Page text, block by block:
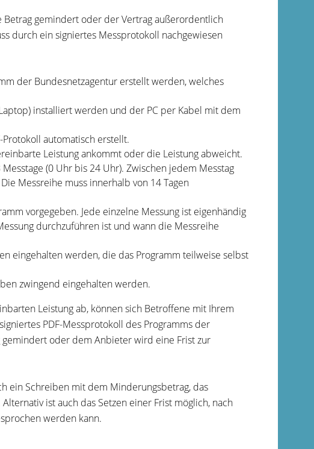
Betrag gemindert oder der Vertrag außerordentlich
durch ein signiertes Messprotokoll nachgewiesen
der Bundesnetzagentur erstellt werden, welches
installiert werden und der PC per Kabel mit dem
automatisch erstellt.
Leistung ankommt oder die Leistung abweicht.
(0 Uhr bis 24 Uhr). Zwischen jedem Messtag
Messreihe muss innerhalb von 14 Tagen
vorgegeben. Jede einzelne Messung ist eigenhändig
durchzuführen ist und wann die Messreihe
eingehalten werden, die das Programm teilweise selbst
zwingend eingehalten werden.
Leistung ab, können sich Betroffene mit Ihrem
PDF-Messprotokoll des Programms der
oder dem Anbieter wird eine Frist zur
ein Schreiben mit dem Minderungsbetrag, das
ist auch das Setzen einer Frist möglich, nach
werden kann.